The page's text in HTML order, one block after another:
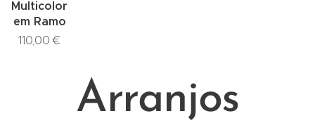
Multicolor
em Ramo
110,00 €
Arranjos